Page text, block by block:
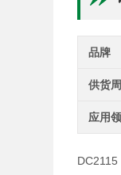
品牌
供货
应用